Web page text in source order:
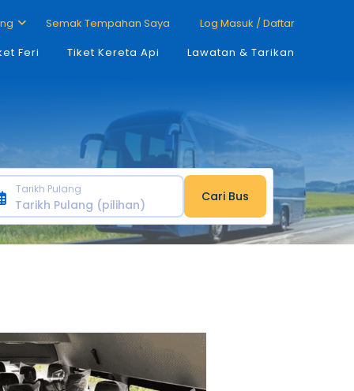
Semak Tempahan Saya
Log Masuk / Daftar
Feri
Tiket Kereta Api Lawatan & Tarikan
Tarikh Pulang